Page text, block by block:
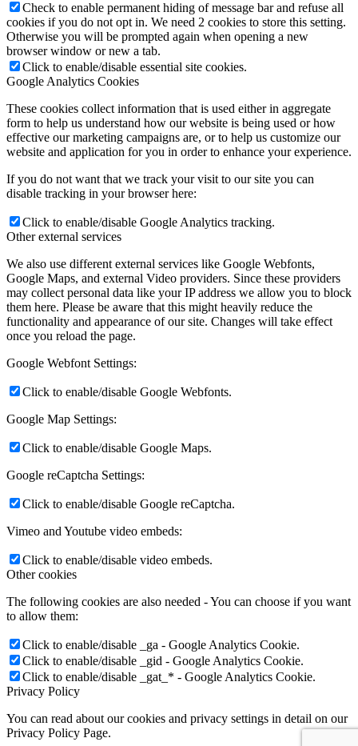
Check to enable permanent hiding of message bar and refuse all
cookies if you do not opt in. We need 2 cookies to store this setting.
Otherwise you will be prompted again when opening a new
browser window or new a tab.
Click to enable/disable essential site cookies.
Google Analytics Cookies
These cookies collect information that is used either in aggregate
form to help us understand how our website is being used or how
effective our marketing campaigns are, or to help us customize our
website and application for you in order to enhance your experience.
If you do not want that we track your visit to our site you can
disable tracking in your browser here:
Click to enable/disable Google Analytics tracking.
Other external services
We also use different external services like Google Webfonts,
Google Maps, and external Video providers. Since these providers
may collect personal data like your IP address we allow you to block
them here. Please be aware that this might heavily reduce the
functionality and appearance of our site. Changes will take effect
once you reload the page.
Google Webfont Settings:
Click to enable/disable Google Webfonts.
Google Map Settings:
Click to enable/disable Google Maps.
Google reCaptcha Settings:
Click to enable/disable Google reCaptcha.
Vimeo and Youtube video embeds:
Click to enable/disable video embeds.
Other cookies
The following cookies are also needed - You can choose if you want
to allow them:
Click to enable/disable _ga - Google Analytics Cookie.
Click to enable/disable _gid - Google Analytics Cookie.
Click to enable/disable _gat_* - Google Analytics Cookie.
Privacy Policy
You can read about our cookies and privacy settings in detail on our
Privacy Policy Page.